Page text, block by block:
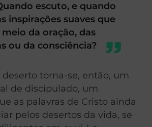
escuto, e quando
inspirações suaves que
da oração, das
ou da consciência?
deserto torna-se, então, um
de discipulado, um
as palavras de Cristo ainda
pelos desertos da vida, se